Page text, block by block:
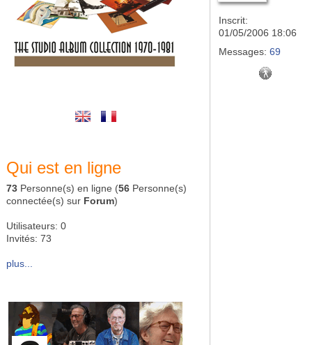
Qui est en ligne
73 Personne(s) en ligne (56 Personne(s)
connectée(s) sur Forum)
Utilisateurs: 0
Invités: 73
plus...
Inscrit:
01/05/2006 18:06
Messages: 69